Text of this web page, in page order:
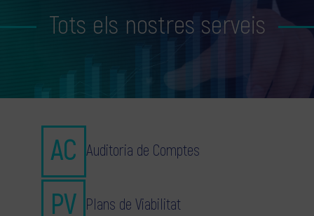
Tots els nostres serveis
Auditoria de Comptes
Plans de Viabilitat